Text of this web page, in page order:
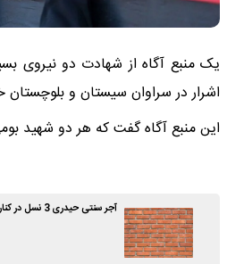
یک منبع آگاه از شهادت دو نیروی
اشرار در سراوان سیستان و بلوچستان
این منبع آگاه گفت که هر دو شهید
آجر سنتی حیدری 3 نسل در کنار ایرانیان